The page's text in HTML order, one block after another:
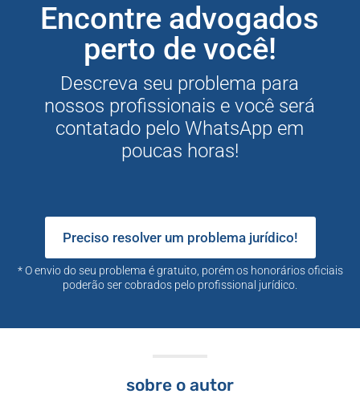
Encontre advogados
perto de você!
Descreva seu problema para
nossos profissionais e você será
contatado pelo WhatsApp em
poucas horas!
Preciso resolver um problema jurídico!
* O envio do seu problema é gratuito, porém os honorários oficiais
poderão ser cobrados pelo profissional jurídico.
sobre o autor